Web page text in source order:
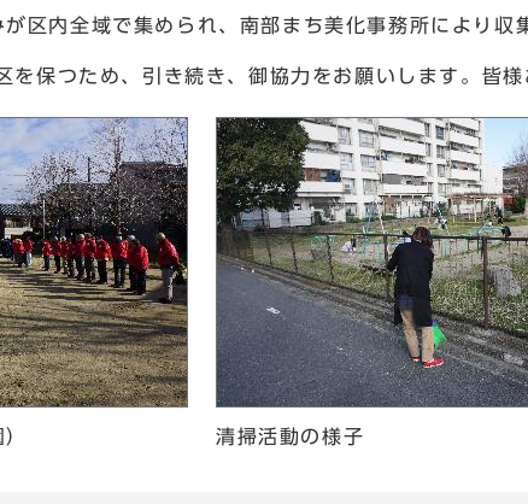
区内全域で集められ、南部まち美化事務所により収
保つため、引き続き、御協力をお願いします。皆様
清掃活動の様子